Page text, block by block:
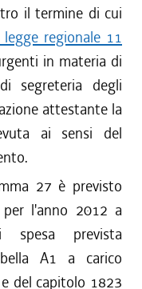
il termine di cui
regionale 11
in materia di
segreteria degli
attestante la
ai sensi del
27 è previsto
l'anno 2012 a
spesa prevista
A1 a carico
del capitolo 1823